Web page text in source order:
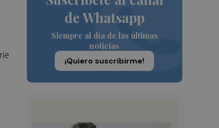
de Whatsapp
Siempre al día de las últimas
noticias
¡Quiero suscribirme!